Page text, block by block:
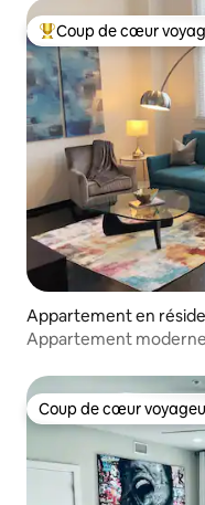
Coups de cœur
Coup de cœur
Appartement en
éans
Appartement
Coup de cœur
Coup de cœur